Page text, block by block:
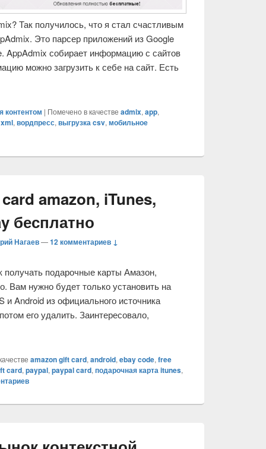
Так получилось, что я стал счастливым
Это парсер приложений из Google
AppAdmix собирает информацию с сайтов
можно загрузить к себе на сайт. Есть
менеджер мобильных приложений
контентом | Помечено в качестве admix, app,
xml, вордпресс, выгрузка csv, мобильное
amazon, iTunes,
бесплатно
Нагаев—12 комментариев ↓
получать подарочные карты Амазон,
Вам нужно будет только установить на
Android из официального источника
его удалить. Заинтересовало,
gift card amazon, iTunes, xBox, paypal, eBay бесплатно
amazon gift card, android, ebay code, free
card, paypal, paypal card, подарочная карта itunes,